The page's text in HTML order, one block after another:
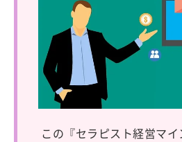
この『セラピスト経営マ